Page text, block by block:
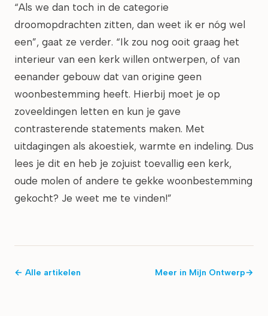
“Als we dan toch in de categorie
droomopdrachten zitten, dan weet ik er nóg wel
een”, gaat ze verder. “Ik zou nog ooit graag het
interieur van een kerk willen ontwerpen, of van
eenander gebouw dat van origine geen
woonbestemming heeft. Hierbij moet je op
zoveeldingen letten en kun je gave
contrasterende statements maken. Met
uitdagingen als akoestiek, warmte en indeling. Dus
lees je dit en heb je zojuist toevallig een kerk,
oude molen of andere te gekke woonbestemming
gekocht? Je weet me te vinden!”
← Alle artikelen Meer in Mijn Ontwerp→